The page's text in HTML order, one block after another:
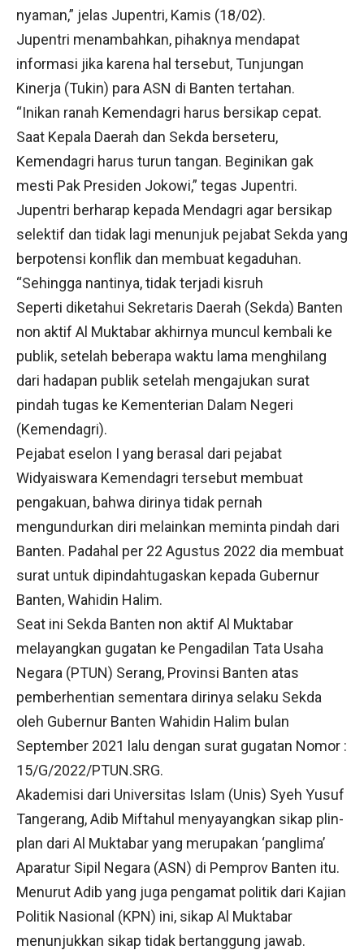
nyaman,” jelas Jupentri, Kamis (18/02).
Jupentri menambahkan, pihaknya mendapat
informasi jika karena hal tersebut, Tunjungan
Kinerja (Tukin) para ASN di Banten tertahan.
“Inikan ranah Kemendagri harus bersikap cepat.
Saat Kepala Daerah dan Sekda berseteru,
Kemendagri harus turun tangan. Beginikan gak
mesti Pak Presiden Jokowi,” tegas Jupentri.
Jupentri berharap kepada Mendagri agar bersikap
selektif dan tidak lagi menunjuk pejabat Sekda yang
berpotensi konflik dan membuat kegaduhan.
“Sehingga nantinya, tidak terjadi kisruh
Seperti diketahui Sekretaris Daerah (Sekda) Banten
non aktif Al Muktabar akhirnya muncul kembali ke
publik, setelah beberapa waktu lama menghilang
dari hadapan publik setelah mengajukan surat
pindah tugas ke Kementerian Dalam Negeri
(Kemendagri).
Pejabat eselon I yang berasal dari pejabat
Widyaiswara Kemendagri tersebut membuat
pengakuan, bahwa dirinya tidak pernah
mengundurkan diri melainkan meminta pindah dari
Banten. Padahal per 22 Agustus 2022 dia membuat
surat untuk dipindahtugaskan kepada Gubernur
Banten, Wahidin Halim.
Seat ini Sekda Banten non aktif Al Muktabar
melayangkan gugatan ke Pengadilan Tata Usaha
Negara (PTUN) Serang, Provinsi Banten atas
pemberhentian sementara dirinya selaku Sekda
oleh Gubernur Banten Wahidin Halim bulan
September 2021 lalu dengan surat gugatan Nomor :
15/G/2022/PTUN.SRG.
Akademisi dari Universitas Islam (Unis) Syeh Yusuf
Tangerang, Adib Miftahul menyayangkan sikap plin-
plan dari Al Muktabar yang merupakan ‘panglima’
Aparatur Sipil Negara (ASN) di Pemprov Banten itu.
Menurut Adib yang juga pengamat politik dari Kajian
Politik Nasional (KPN) ini, sikap Al Muktabar
menunjukkan sikap tidak bertanggung jawab.